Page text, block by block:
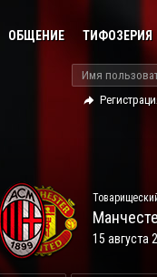
ОБЩЕНИЕ ТИФОЗЕРИЯ
15 августа